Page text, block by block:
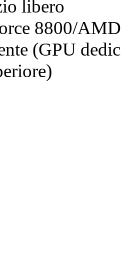
libero
8800/AMD
(GPU